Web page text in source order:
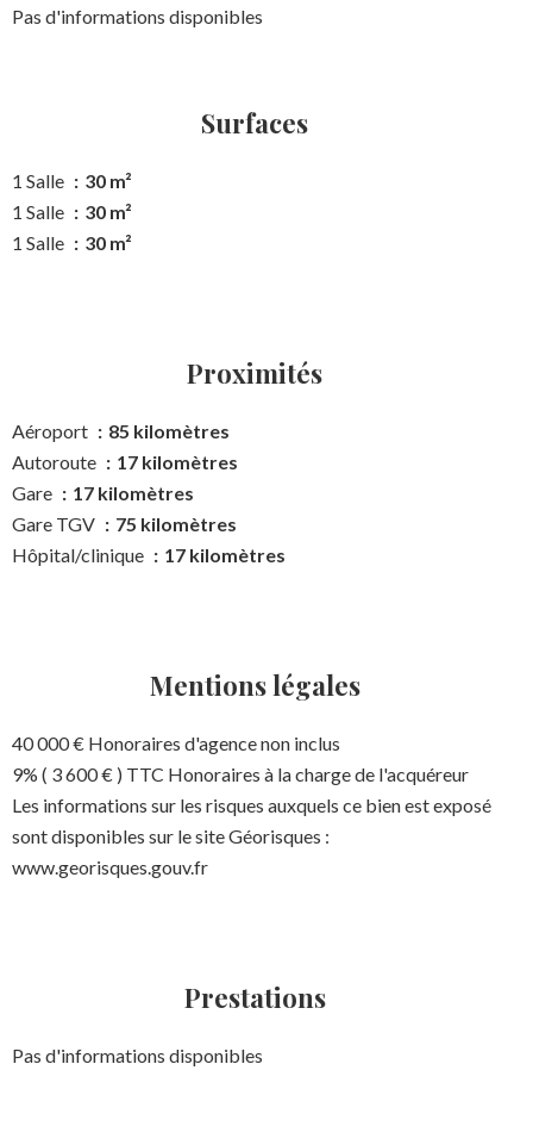
Pas d'informations disponibles
Surfaces
1 Salle
30 m²
1 Salle
30 m²
1 Salle
30 m²
Proximités
Aéroport
85 kilomètres
Autoroute
17 kilomètres
Gare
17 kilomètres
Gare TGV
75 kilomètres
Hôpital/clinique
17 kilomètres
Mentions légales
40 000 € Honoraires d'agence non inclus
9% ( 3 600 € ) TTC Honoraires à la charge de l'acquéreur
Les informations sur les risques auxquels ce bien est exposé
sont disponibles sur le site Géorisques :
www.georisques.gouv.fr
Prestations
Pas d'informations disponibles